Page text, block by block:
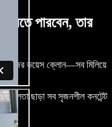
পারবেন, তার
নিজের ভয়েস ক্লোন—সব মিলিয়ে
ছাড়া সব সৃজনশীল কনটেন্ট